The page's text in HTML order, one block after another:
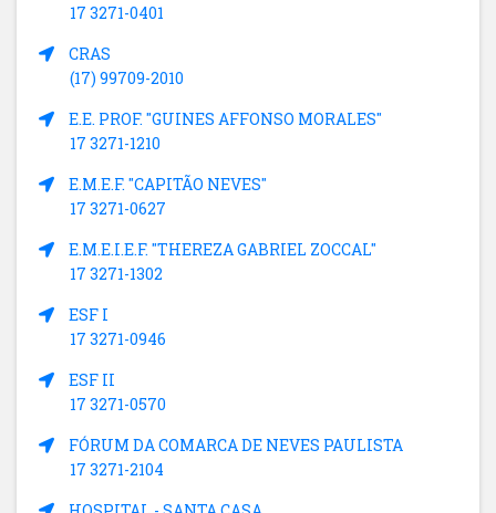
17 3271-0401
CRAS
(17) 99709-2010
E.E. PROF. "GUINES AFFONSO MORALES"
17 3271-1210
E.M.E.F. "CAPITÃO NEVES"
17 3271-0627
E.M.E.I.E.F. "THEREZA GABRIEL ZOCCAL"
17 3271-1302
ESF I
17 3271-0946
ESF II
17 3271-0570
FÓRUM DA COMARCA DE NEVES PAULISTA
17 3271-2104